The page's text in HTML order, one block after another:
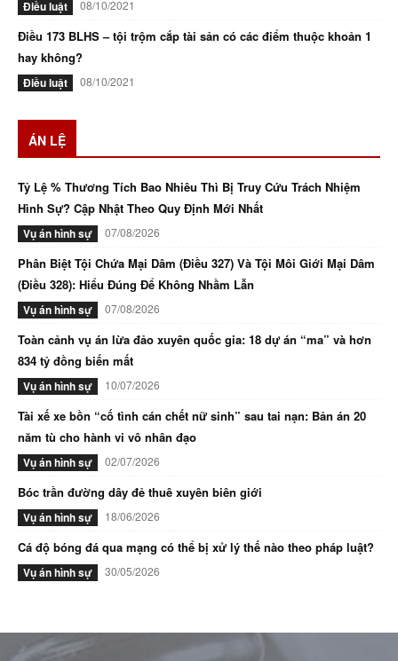
Điều luật 08/10/2021
Điều 173 BLHS – tội trộm cắp tài sản có các điểm thuộc khoản 1
hay không?
Điều luật 08/10/2021
ÁN LỆ
Tỷ Lệ % Thương Tích Bao Nhiêu Thì Bị Truy Cứu Trách Nhiệm
Hình Sự? Cập Nhật Theo Quy Định Mới Nhất
Vụ án hình sự 07/08/2026
Phân Biệt Tội Chứa Mại Dâm (Điều 327) Và Tội Môi Giới Mại Dâm
(Điều 328): Hiểu Đúng Để Không Nhầm Lẫn
Vụ án hình sự 07/08/2026
Toàn cảnh vụ án lừa đảo xuyên quốc gia: 18 dự án “ma” và hơn
834 tỷ đồng biến mất
Vụ án hình sự 10/07/2026
Tài xế xe bồn “cố tình cán chết nữ sinh” sau tai nạn: Bản án 20
năm tù cho hành vi vô nhân đạo
Vụ án hình sự 02/07/2026
Bóc trần đường dây đẻ thuê xuyên biên giới
Vụ án hình sự 18/06/2026
Cá độ bóng đá qua mạng có thể bị xử lý thế nào theo pháp luật?
Vụ án hình sự 30/05/2026